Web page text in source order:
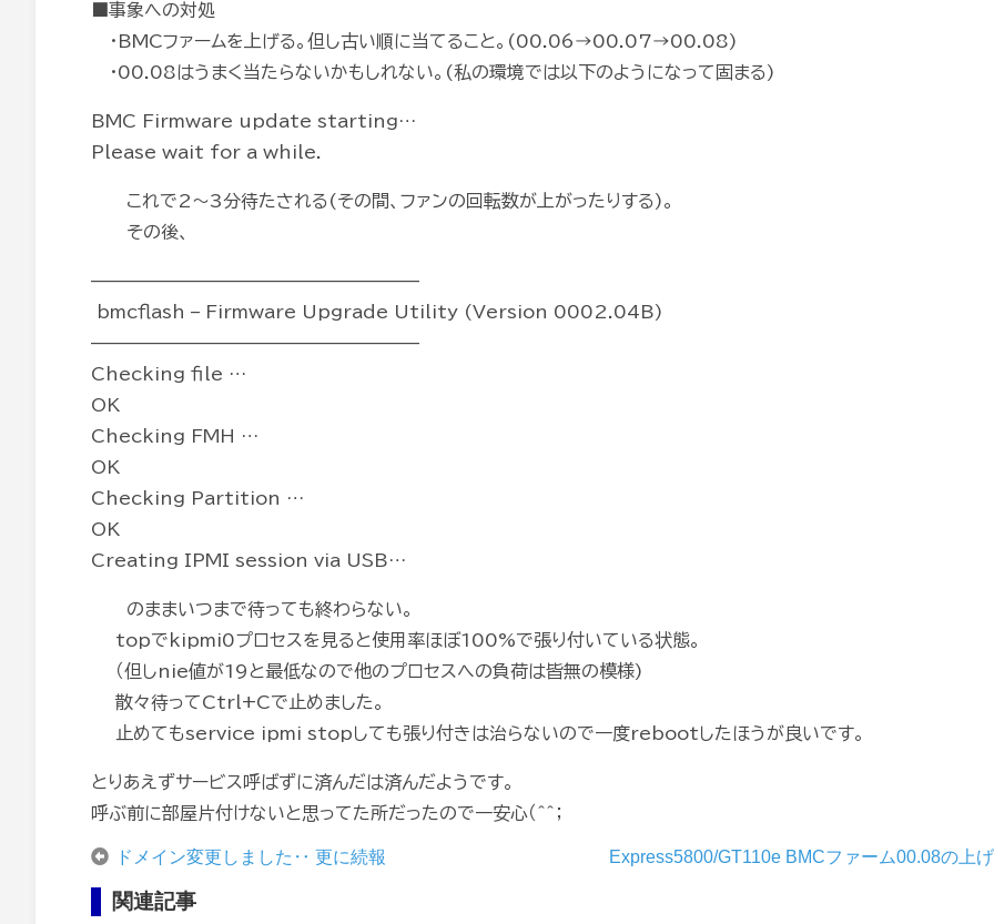
■事象への対処
・BMCファームを上げる。但し古い順に当てること。(00.06→00.07→00.08)
・00.08はうまく当たらないかもしれない。(私の環境では以下のようになって固まる)
BMC Firmware update starting…
Please wait for a while.
これで2～3分待たされる(その間、ファンの回転数が上がったりする)。
その後、
——————————————————–
bmcflash – Firmware Upgrade Utility (Version 0002.04B)
——————————————————–
Checking file …
OK
Checking FMH …
OK
Checking Partition …
OK
Creating IPMI session via USB…
のままいつまで待っても終わらない。
topでkipmi0プロセスを見ると使用率ほぼ100%で張り付いている状態。
（但しnie値が19と最低なので他のプロセスへの負荷は皆無の模様)
散々待ってCtrl+Cで止めました。
止めてもservice ipmi stopしても張り付きは治らないので一度rebootしたほうが良いです。
とりあえずサービス呼ばずに済んだは済んだようです。
呼ぶ前に部屋片付けないと思ってた所だったので一安心（＾＾；
ドメイン変更しました‥ 更に続報 Express5800/GT110e BMCファーム00.08の上
関連記事